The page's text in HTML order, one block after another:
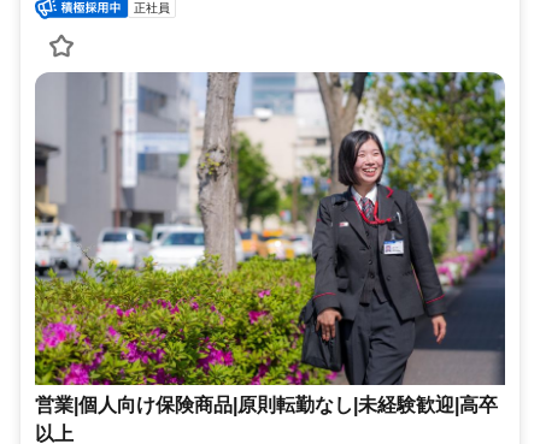
正社員
営業|個人向け保険商品|原則転勤なし|未経験歓迎|高卒
以上